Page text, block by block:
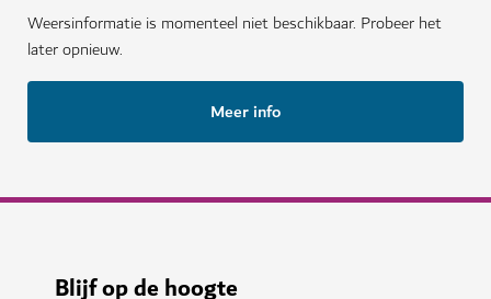
Weersinformatie is momenteel niet beschikbaar. Probeer het
later opnieuw.
Meer info
Blijf op de hoogte